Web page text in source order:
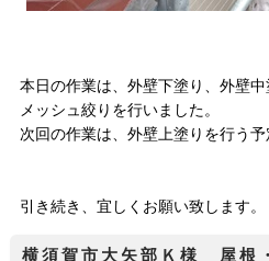
本日の作業は、外壁下塗り、外壁
メッシュ絞りを行いました。
次回の作業は、外壁上塗りを行う予
引き続き、宜しくお願い致します。
横須賀市大矢部Ｋ様 屋根